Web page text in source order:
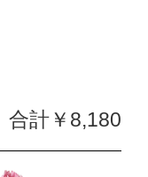
合計￥8,180